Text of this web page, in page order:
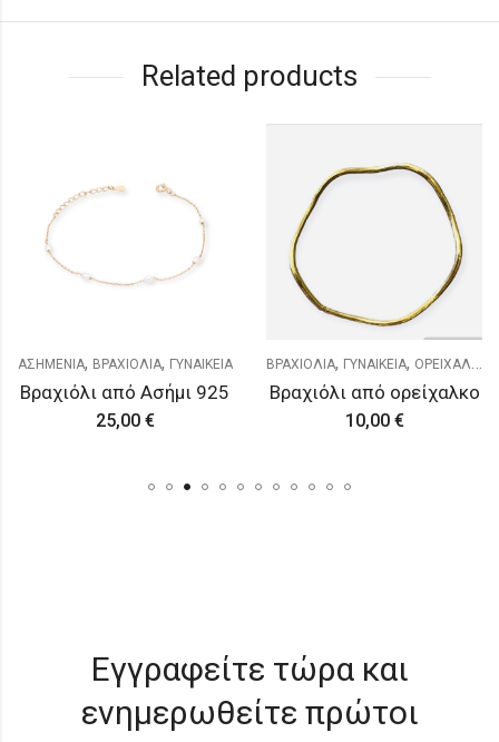
Related products
ΑΣΗΜΕΝΙΑ, ΒΡΑΧΙΟΛΙΑ, ΓΥΝΑΙΚΕΙΑ
Βραχιόλι από Ασήμι 925
25,00 €
ΒΡΑΧΙΟΛΙΑ, ΓΥΝΑΙΚΕΙΑ, ΟΡΕΙΧΑΛΚΟ
Βραχιόλι από ορείχαλκο
10,00 €
Εγγραφείτε τώρα και
ενημερωθείτε πρώτοι